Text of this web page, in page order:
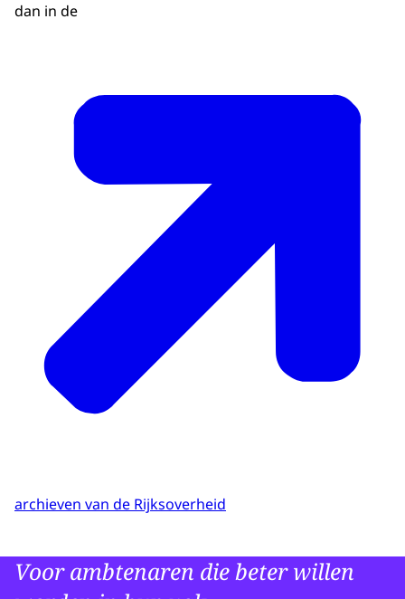
dan in de
archieven van de Rijksoverheid
Voor ambtenaren die beter willen